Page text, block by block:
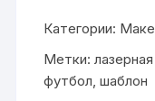
Категории:
Метки:
футбол ,шаблон